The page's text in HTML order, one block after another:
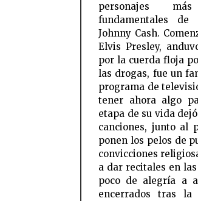
personajes
fundamentales de
Johnny Cash.
Elvis Presley,
por la cuerda floja
las drogas, fue un
programa de
tener ahora algo
etapa de su vida
canciones, junto al
ponen los pelos de
convicciones
a dar recitales en
poco de alegría a
encerrados tras la
divertido tema